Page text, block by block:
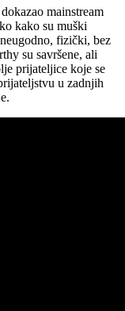
mainstream
kako su muški
fizički, bez
su savršene, ali
prijateljice koje se
u zadnjih